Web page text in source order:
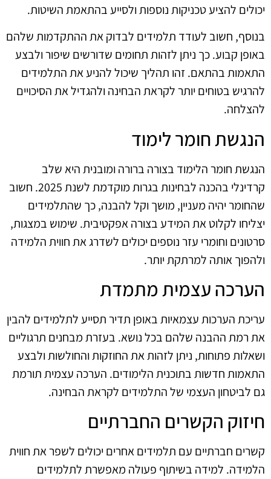
יכולים להציע טכניקות נוספות ולסייע בהתאמת השיטות.
בנוסף, חשוב לעודד תלמידים לבדוק את ההתקדמות שלהם
באופן קבוע. כך ניתן לזהות תחומים שדורשים שיפור ולבצע
התאמות בהתאם. זהו תהליך שיכול להניע את התלמידים
להרגיש בטוחים יותר לקראת הבחינה ולהגדיל את הסיכויים
להצלחה.
הנגשת חומר לימוד
הנגשת חומר הלימוד בצורה ברורה ומובנית היא שלב
קרדינלי בהכנה לבחינות בגרות מוקדמת לשנת 2025. חשוב
שהחומר יהיה מעניין, מושך וקל להבנה, כך שהתלמידים
יצליחו לקלוט את המידע בצורה אפקטיבית. שימוש במצגות,
סרטונים וחומרי עזר נוספים יכולים לשדרג את חווית הלמידה
ולהפוך אותה למרתקת יותר.
הערכה עצמית מתמדת
עריכת הערכות עצמאיות באופן תדיר תסייע לתלמידים להבין
את רמת ההבנה שלהם בכל נושא. בעזרת מבחנים תרגוליים
ושאלות פתוחות, ניתן לזהות את החוזקות והחולשות ולבצע
התאמות חדשות בתוכנית הלימודים. הערכה עצמית תורמת
גם לביטחון העצמי של התלמידים לקראת הבחינה.
חיזוק הקשרים החברתיים
קשרים חברתיים עם תלמידים אחרים יכולים לשפר את חווית
הלמידה. למידה בשיתוף פעולה מאפשרת לתלמידים